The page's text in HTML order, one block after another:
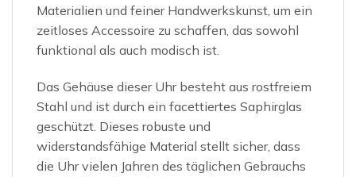
Materialien und feiner Handwerkskunst, um ein
zeitloses Accessoire zu schaffen, das sowohl
funktional als auch modisch ist.
Das Gehäuse dieser Uhr besteht aus rostfreiem
Stahl und ist durch ein facettiertes Saphirglas
geschützt. Dieses robuste und
widerstandsfähige Material stellt sicher, dass
die Uhr vielen Jahren des täglichen Gebrauchs